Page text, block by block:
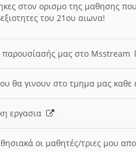
στον ορισμο της μαθησης
του 21ου αιωνα!
παρουσίασής μας στο Msstream
θα γινουν στο τμημα μας
εργασια
οι μαθητές/τριες μου